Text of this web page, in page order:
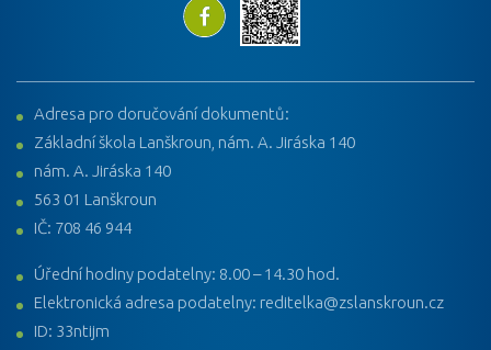
Adresa pro doručování dokumentů:
Základní škola Lanškroun, nám. A. Jiráska 140
nám. A. Jiráska 140
563 01 Lanškroun
IČ: 708 46 944
Úřední hodiny podatelny: 8.00 – 14.30 hod.
Elektronická adresa podatelny: reditelka@zslanskroun.cz
ID: 33ntijm